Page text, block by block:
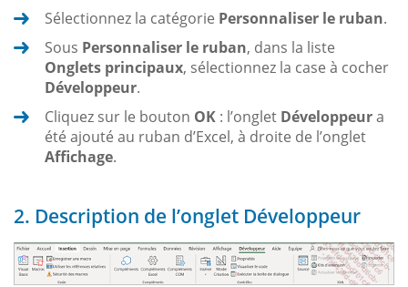
Sélectionnez la catégorie Personnaliser le ruban.
Sous Personnaliser le ruban, dans la liste
Onglets principaux, sélectionnez la case à cocher
Développeur.
Cliquez sur le bouton OK : l’onglet Développeura
été ajouté au ruban d’Excel, à droite de l’onglet
Affichage.
2. Description de l’onglet Développeur